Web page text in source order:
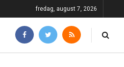
fredag, august 7, 2026